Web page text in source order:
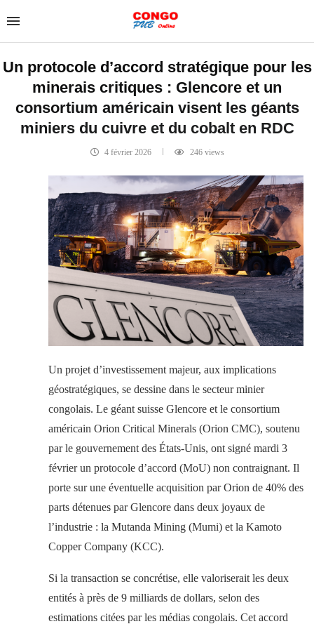
Un protocole d’accord stratégique pour les
minerais critiques : Glencore et un
consortium américain visent les géants
miniers du cuivre et du cobalt en RDC
4 février 2026 246views
Un projet d’investissement majeur, aux implications
géostratégiques, se dessine dans le secteur minier
congolais. Le géant suisse Glencore et le consortium
américain Orion Critical Minerals (Orion CMC), soutenu
par le gouvernement des États-Unis, ont signé mardi 3
février un protocole d’accord (MoU) non contraignant. Il
porte sur une éventuelle acquisition par Orion de 40% des
parts détenues par Glencore dans deux joyaux de
l’industrie : la Mutanda Mining (Mumi) et la Kamoto
Copper Company (KCC).
Si la transaction se concrétise, elle valoriserait les deux
entités à près de 9 milliards de dollars, selon des
estimations citées par les médias congolais. Cet accord